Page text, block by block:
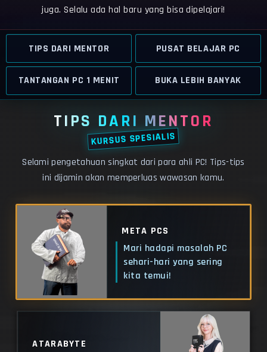
juga. Selalu ada hal baru yang bisa dipelajari!
TIPS DARI MENTOR PUSAT BELAJAR PC
TANTANGAN PC 1 MENIT BUKA LEBIH BANYAK
TIPS DARI MENTOR
KURSUS SPESIALIS
Selami pengetahuan singkat dari para ahli PC! Tips-tips
ini dijamin akan memperluas wawasan kamu.
META PCS
Mari hadapi masalah PC
sehari-hari yang sering
kita temui!
ATARABYTE